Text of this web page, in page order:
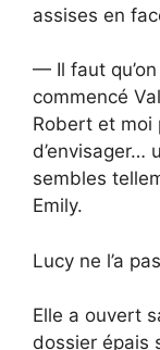
assises en
— Il faut
commencé
Robert et moi
d’envisager…
sembles
Emily.
Lucy ne l’a
Elle a ouvert
dossier épais